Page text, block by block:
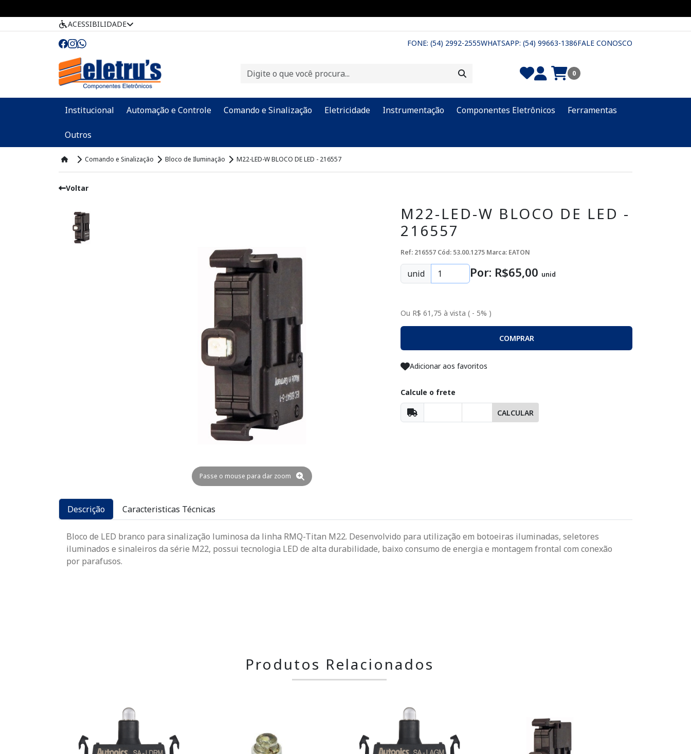
ACESSIBILIDADE
FONE: (54) 2992-2555WHATSAPP: (54) 99663-1386FALE CONOSCO
0
Institucional Automação e Controle Comando e Sinalização Eletricidade Instrumentação Componentes Eletrônicos Ferramentas
Outros
Comando e Sinalização Bloco de Iluminação M22-LED-W BLOCO DE LED - 216557
Voltar
Passe o mouse para dar zoom
M22-LED-W BLOCO DE LED -
216557
Ref: 216557 Cód: 53.00.1275 Marca: EATON
unid Por: R$65,00 unid
Ou R$ 61,75 à vista ( - 5% )
COMPRAR
Adicionar aos favoritos
Calcule o frete
CALCULAR
Descrição Caracteristicas Técnicas
Bloco de LED branco para sinalização luminosa da linha RMQ-Titan M22. Desenvolvido para utilização em botoeiras iluminadas, seletores
iluminados e sinaleiros da série M22, possui tecnologia LED de alta durabilidade, baixo consumo de energia e montagem frontal com conexão
por parafusos.
Produtos Relacionados